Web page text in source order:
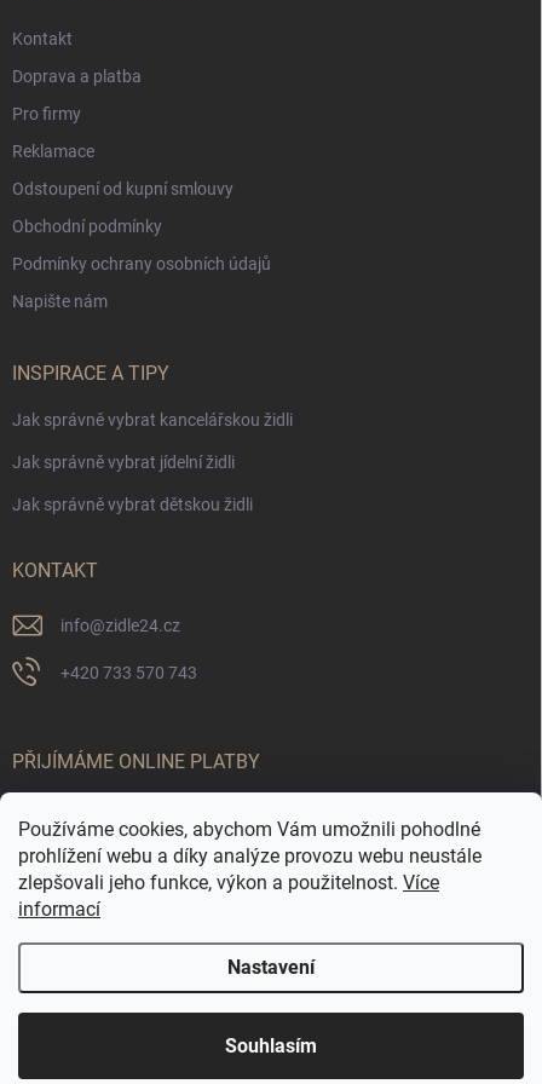
Používáme cookies, abychom Vám umožnili pohodlné
prohlížení webu a díky analýze provozu webu neustále
zlepšovali jeho funkce, výkon a použitelnost. Více
informací
Nastavení
Souhlasím
vybrané produkty. Akce platí pouze po omezenou
Kontakt
Doprava a platba
Pro firmy
Reklamace
Odstoupení od kupní smlouvy
Obchodní podmínky
Podmínky ochrany osobních údajů
Napište nám
INSPIRACE A TIPY
Jak správně vybrat kancelářskou židli
Jak správně vybrat jídelní židli
Jak správně vybrat dětskou židli
KONTAKT
info@zidle24.cz
+420 733 570 743
PŘIJÍMÁME ONLINE PLATBY
Židle24.cz . Všechna práva vyhrazena.